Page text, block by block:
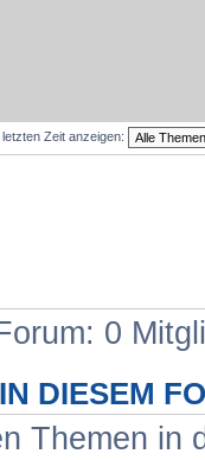
Zeit anzeigen:
0
DIESEM
Themen in